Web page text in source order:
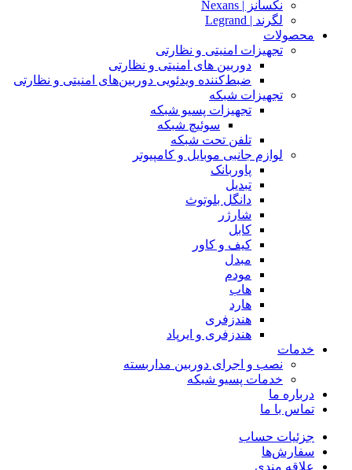
نکسانز | Nexans
لگرند | Legrand
محصولات
تجهیزات امنیتی و نظارتی
دوربین های امنیتی و نظارتی
ضبط‌کننده ویدئویی دوربین‌های امنیتی و نظارتی
تجهیزات شبکه
تجهیزات پسیو شبکه
سوئیچ‌ شبکه
تلفن تحت شبکه
لوازم جانبی موبایل و کامپیوتر
پاوربانک
تبدیل
دانگل بلوتوث
شارژر
کابل
کیف و کاور
مبدل
مودم
هاب
هارد
هندزفری
هندزفری و ایرپاد
خدمات
نصب و اجرای دوربین مداربسته
خدمات پسیو شبکه
درباره ما
تماس با ما
جزئیات حساب
سفارش‌ها
علاقه مندی